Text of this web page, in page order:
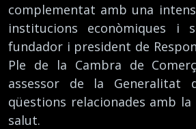
complementat amb una
institucions econòmiques i
fundador i president de
Ple de la Cambra de
assessor de la Generalitat
qüestions relacionades amb
salut.